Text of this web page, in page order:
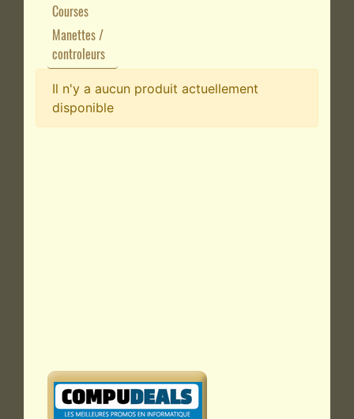
Courses
Manettes /
controleurs
Il n'y a aucun produit actuellement
disponible